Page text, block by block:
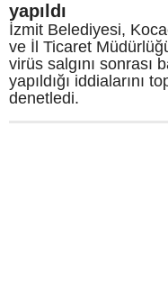
yapıldı
İzmit Belediyesi,
ve İl Ticaret
virüs salgını sonrası
yapıldığı iddialarını
denetledi.